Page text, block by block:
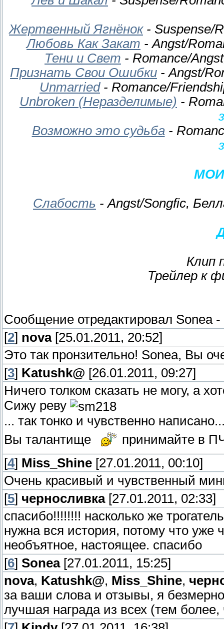
Жертвенный Ягнёнок- Suspense/
Любовь Как Закат - Angst/
Тени и Свет - Romance/
Признать Свои Ошибки - Angst/
Unmarried- Romance/
Unbroken (Неразделимые) -
Возможно это судьба-
Слабость - Angst/Songfic,
Клип
Трейлер к
Сообщение отредактировал Sonea-
[2] nova[25.01.2011, 20:52]
Это так пронзительно! Sonea, Вы
[3] Katushk@ [26.01.2011, 09:27]
Ничего толком сказать не могу, а
Сижу реву
... так тонко и чувственно
Вы талантище
принимайте в
[4] Miss_Shine [27.01.2011, 00:10]
Очень красивый и чувственный
[5] черносливка[27.01.2011, 02:33]
спасибо!!!!!!!! насколько же
нужна вся история, потому что
необъятное, настоящее. спасибо
[6] Sonea[27.01.2011, 15:25]
nova, Katushk@, Miss_Shine,
за ваши слова и отзывы, я
лучшая награда из всех (тем